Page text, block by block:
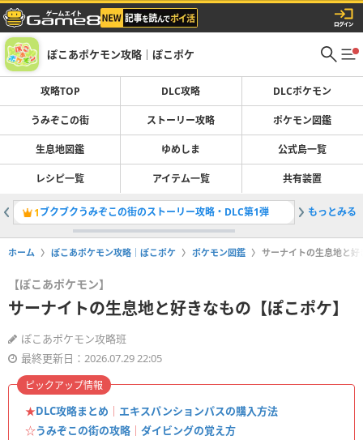
ぽこあポケモン攻略｜ぽこポケ
攻略TOP DLC攻略 DLCポケモン
うみぞこの街 ストーリー攻略 ポケモン図鑑
生息地図鑑 ゆめしま 公式島一覧
レシピ一覧 アイテム一覧 共有装置
1ブクブクうみぞこの街のストーリー攻略・DLC第1弾 2生息地
もっとみる
ホーム ぽこあポケモン攻略｜ぽこポケ ポケモン図鑑 サーナイトの生息地と
【ぽこあポケモン】
サーナイトの生息地と好きなもの【ぽこポケ】
ぽこあポケモン攻略班
最終更新日：2026.07.29 22:05
★DLC攻略まとめ ｜ エキスパンションパスの購入方法
☆うみぞこの街の攻略 ｜ ダイビングの覚え方
ピックアップ情報